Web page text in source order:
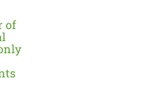
of